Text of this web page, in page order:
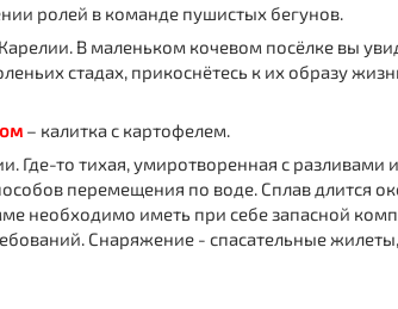
ролей в команде пушистых бегунов.
В маленьком кочевом посёлке вы
стадах, прикоснётесь к их образу
– калитка с картофелем.
Где-то тихая, умиротворенная с разливами
перемещения по воде. Сплав длится
необходимо иметь при себе запасной
Снаряжение - спасательные